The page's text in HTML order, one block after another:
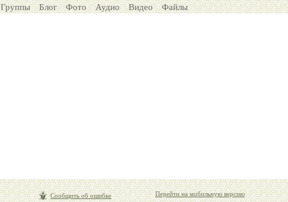
Группы Блог Фото Аудио Видео Файлы
Сообщить об ошибке Перейти на мобильную версию